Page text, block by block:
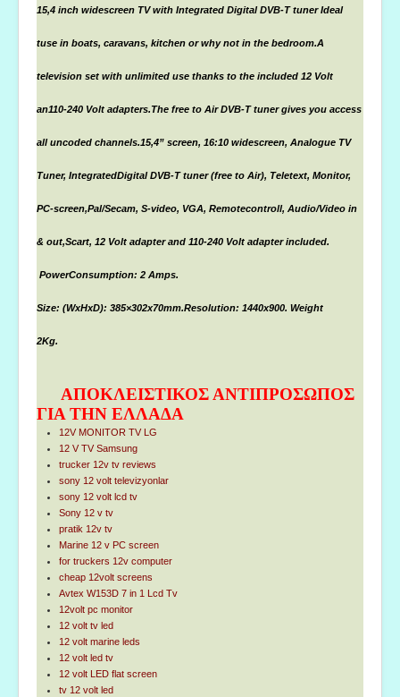
15,4 inch widescreen TV with Integrated Digital DVB-T tuner Ideal
tuse in boats, caravans, kitchen or why not in the bedroom.A
television set with unlimited use thanks to the included 12 Volt
an110-240 Volt adapters.The free to Air DVB-T tuner gives you access
all uncoded channels.15,4” screen, 16:10 widescreen, Analogue TV
Tuner, IntegratedDigital DVB-T tuner (free to Air), Teletext, Monitor,
PC-screen,Pal/Secam, S-video, VGA, Remotecontroll, Audio/Video in
& out,Scart, 12 Volt adapter and 110-240 Volt adapter included.
PowerConsumption: 2 Amps.
Size: (WxHxD): 385×302x70mm.Resolution: 1440x900. Weight
2Kg.
ΑΠΟΚΛΕΙΣΤΙΚΟΣ ΑΝΤΙΠΡΟΣΩΠΟΣ
ΓΙΑ ΤΗΝ ΕΛΛΑΔΑ
12V MONITOR TV LG
12 V TV Samsung
trucker 12v tv reviews
sony 12 volt televizyonlar
sony 12 volt lcd tv
Sony 12 v tv
pratik 12v tv
Marine 12 v PC screen
for truckers 12v computer
cheap 12volt screens
Avtex W153D 7 in 1 Lcd Tv
12volt pc monitor
12 volt tv led
12 volt marine leds
12 volt led tv
12 volt LED flat screen
tv 12 volt led